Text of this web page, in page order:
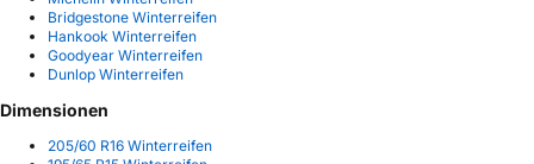
Bridgestone Winterreifen
Hankook Winterreifen
Goodyear Winterreifen
Dunlop Winterreifen
Dimensionen
205/60 R16 Winterreifen